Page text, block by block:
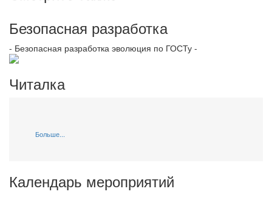
Безопасная разработка
- Безопасная разработка эволюция по ГОСТу -
Читалка
Больше...
Календарь мероприятий